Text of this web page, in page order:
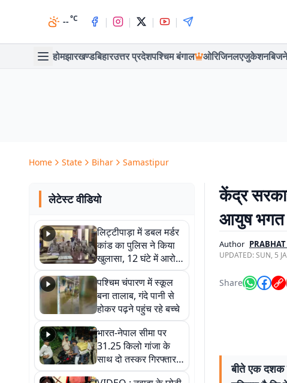
--°C | | | |
होमझारखण्डबिहारउत्तर प्रदेशपश्चिम बंगाल ओरिजिनलएजुकेशन
Home State Bihar Samastipur
लेटेस्ट वीडियो
लिट्टीपाड़ा में डबल मर्डर
कांड का पुलिस ने किया
खुलासा, 12 घंटे में आरोपी
गिरफ्तार
पश्चिम चंपारण में स्कूल
बना तालाब, गंदे पानी से
होकर पढ़ने पहुंच रहे बच्चे
भारत-नेपाल सीमा पर
31.25 किलो गांजा के
साथ दो तस्कर गिरफ्तार,
नेपाली नंबर की बाइक
केंद्र
आयुष भगत
Author
UPDATED:SUN, 5
Share
बीते एक दशक